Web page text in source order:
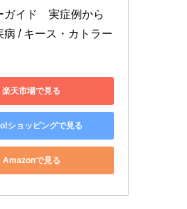
ガイド　実症例から
病 / キース・カトラー
楽天市場で見る
ショッピングで見る
Amazonで見る